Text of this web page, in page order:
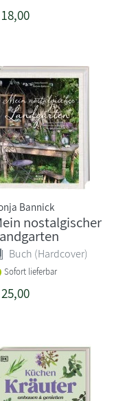
Bannick
nostalgischer
Buch (Hardcover)
Sofort lieferbar